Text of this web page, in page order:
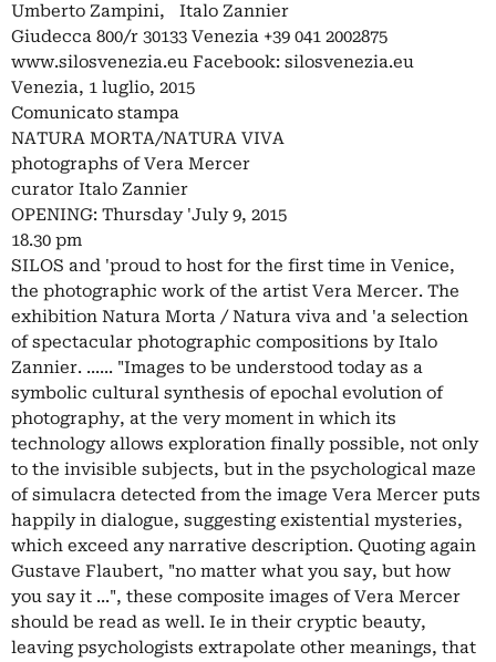
Umberto Zampini, Italo Zannier
Giudecca 800/r 30133 Venezia +39 041 2002875
www.silosvenezia.eu Facebook: silosvenezia.eu
Venezia, 1 luglio, 2015
Comunicato stampa
NATURA MORTA/NATURA VIVA
photographs of Vera Mercer
curator Italo Zannier
OPENING: Thursday 'July 9, 2015
18.30 pm
SILOS and 'proud to host for the first time in Venice,
the photographic work of the artist Vera Mercer. The
exhibition Natura Morta / Natura viva and 'a selection
of spectacular photographic compositions by Italo
Zannier. ...... "Images to be understood today as a
symbolic cultural synthesis of epochal evolution of
photography, at the very moment in which its
technology allows exploration finally possible, not only
to the invisible subjects, but in the psychological maze
of simulacra detected from the image Vera Mercer puts
happily in dialogue, suggesting existential mysteries,
which exceed any narrative description. Quoting again
Gustave Flaubert, "no matter what you say, but how
you say it ...", these composite images of Vera Mercer
should be read as well. Ie in their cryptic beauty,
leaving psychologists extrapolate other meanings, that